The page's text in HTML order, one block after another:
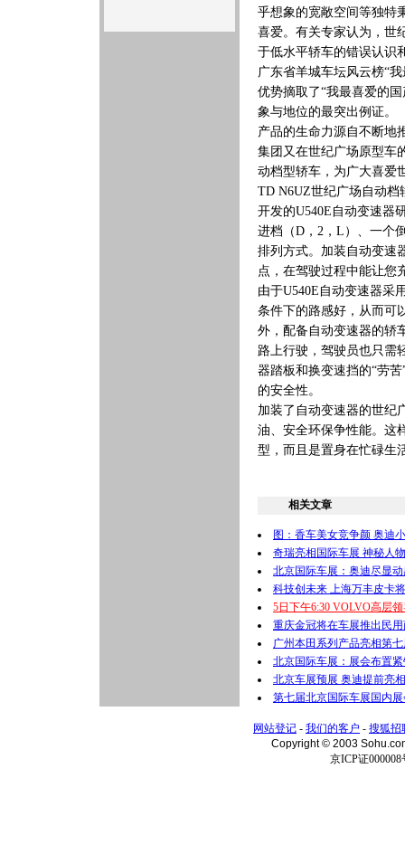
乎想象的宽敞空间等独特
喜爱。有关专家认为，世
于低水平轿车的错误认识
广东省羊城车坛风云榜“
优势摘取了“我最喜爱的
象与地位的最突出例证。
产品的生命力源自不断地
集团又在世纪广场原型车
动档型轿车，为广大喜爱
TD N6UZ世纪广场自动
开发的U540E自动变速器
进档（D，2，L）、一个
排列方式。加装自动变速
点，在驾驶过程中能让您
由于U540E自动变速器采
条件下的路感好，从而可
外，配备自动变速器的轿
路上行驶，驾驶员也只需
器踏板和换变速挡的“劳
的安全性。
加装了自动变速器的世纪
油、安全环保争性能。这
型，而且是置身在忙碌
相关文章
图：香车美女竞争颜 奥迪
奇瑞亮相国际车展 神秘人
北京国际车展：奥迪尽显
科技创未来 上海万丰皮卡
5日下午6:30 VOLVO高层
重庆金冠将在车展推出民
广州本田系列产品亮相第
北京国际车展：展会布置
北京车展预展 奥迪提前亮
第七届北京国际车展国内展
网站登记 - 我们的客户 - 搜狐招
Copyright © 2003
京ICP证